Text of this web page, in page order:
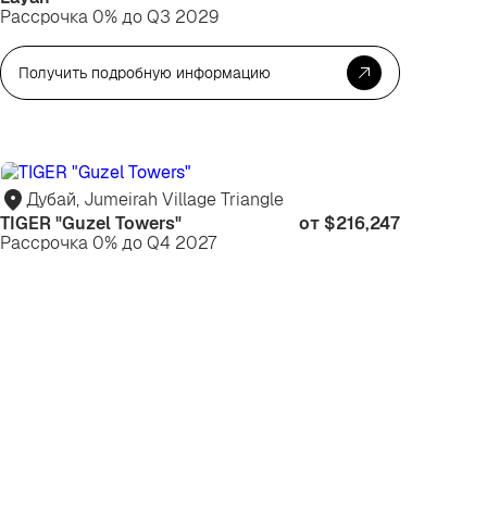
Рассрочка 0% до Q3 2029
Получить подробную информацию
Дубай, Jumeirah Village Triangle
TIGER "Guzel Towers"
от $216,247
Рассрочка 0% до Q4 2027